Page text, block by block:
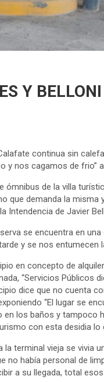
Y
continua sin
y nos cagamos de frio”
de la villa
que demanda la misma
Intendencia de Javier
se encuentra en
y se nos entumecen
en concepto de
“Servicios Públicos
dice que no cuenta
“El lugar se
los baños y tampoco
con esta desidia lo
terminal vieja se vivia
había personal de
a su llegada, total